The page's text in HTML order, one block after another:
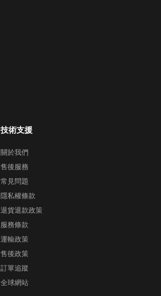
技術支援
關於我們
售後服務
常見問題
隱私權條款
退貨退款政策
服務條款
運輸政策
售後政策
訂單追蹤
全球網站